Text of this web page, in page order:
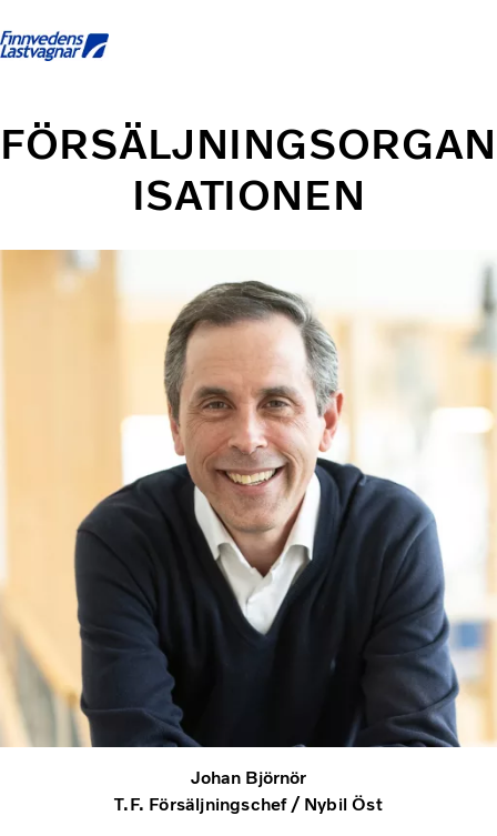
Begagnade lastbilar
Nyheter och Artiklar
FÖRSÄLJNINGSORGAN
ISATIONEN
Johan Björnör
T.F. Försäljningschef / Nybil Öst